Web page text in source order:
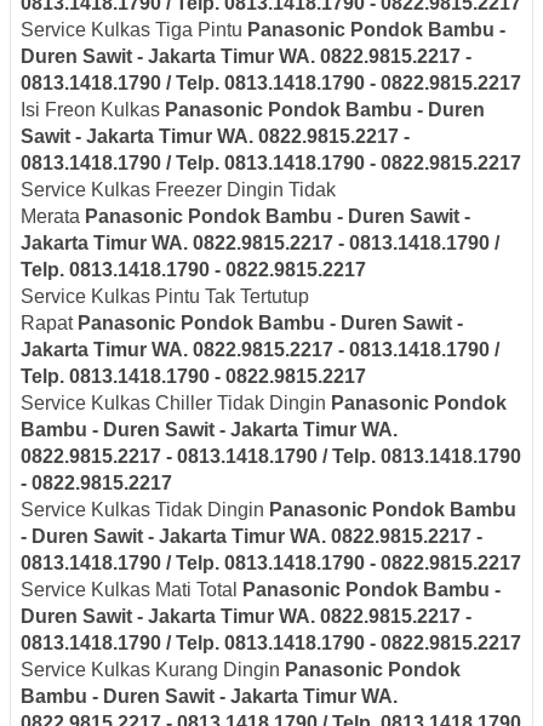
Service Kulkas Tiga Pintu Panasonic Pondok Bambu -
Duren Sawit - Jakarta Timur WA. 0822.9815.2217 -
0813.1418.1790 / Telp. 0813.1418.1790 - 0822.9815.2217
Isi Freon Kulkas Panasonic Pondok Bambu - Duren
Sawit - Jakarta Timur WA. 0822.9815.2217 -
0813.1418.1790 / Telp. 0813.1418.1790 - 0822.9815.2217
Service Kulkas Freezer Dingin Tidak
Merata Panasonic Pondok Bambu - Duren Sawit -
Jakarta Timur WA. 0822.9815.2217 - 0813.1418.1790 /
Telp. 0813.1418.1790 - 0822.9815.2217
Service Kulkas Pintu Tak Tertutup
Rapat Panasonic Pondok Bambu - Duren Sawit -
Jakarta Timur WA. 0822.9815.2217 - 0813.1418.1790 /
Telp. 0813.1418.1790 - 0822.9815.2217
Service Kulkas Chiller Tidak Dingin Panasonic Pondok
Bambu - Duren Sawit - Jakarta Timur WA.
0822.9815.2217 - 0813.1418.1790 / Telp. 0813.1418.1790
- 0822.9815.2217
Service Kulkas Tidak Dingin Panasonic Pondok Bambu
- Duren Sawit - Jakarta Timur WA. 0822.9815.2217 -
0813.1418.1790 / Telp. 0813.1418.1790 - 0822.9815.2217
Service Kulkas Mati Total
Panasonic Pondok Bambu -
Duren Sawit - Jakarta Timur WA. 0822.9815.2217 -
0813.1418.1790 / Telp. 0813.1418.1790 - 0822.9815.2217
Service Kulkas Kurang Dingin Panasonic Pondok
Bambu - Duren Sawit - Jakarta Timur WA.